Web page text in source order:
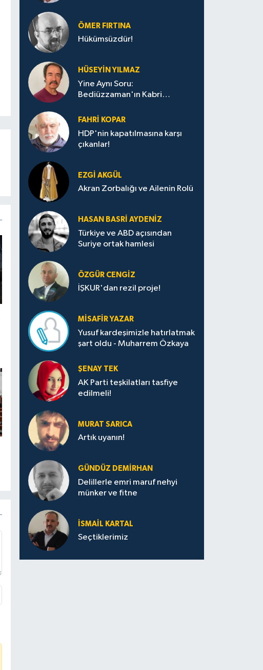
ÖMER FIRTINA
Hükümsüzdür!
HÜSEYIN YILMAZ
Yine Aynı Soru:
Bediüzzaman'ın Kabri
FAHRI KOPAR
HDP'nin kapatılmasına karşı
çıkanlar!
EZGI AKGÜL
Akran Zorbalığı ve Ailenin Rolü
HASAN BASRI AYDENIZ
Türkiye ve ABD açısından
Suriye ortak hamlesi
ÖZGÜR CENGIZ
İŞKUR'dan rezil proje!
MISAFIR YAZAR
Yusuf kardeşimizle hatırlatmak
şart oldu - Muharrem Özkaya
ŞENAY TEK
AK Parti teşkilatları tasfiye
edilmeli!
MURAT SARICA
Artık uyanın!
GÜNDÜZ DEMIRHAN
Delillerle emri maruf nehyi
münker ve fitne
İSMAIL KARTAL
Seçtiklerimiz